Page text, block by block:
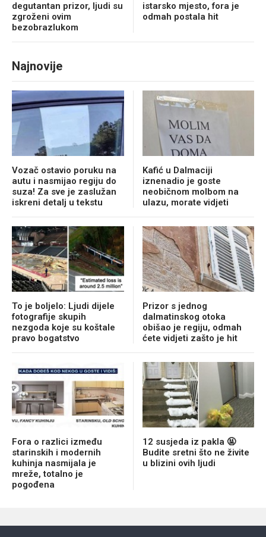
degutantan prizor, ljudi su
zgroženi ovim
bezobrazlukom
istarsko mjesto, fora je
odmah postala hit
Najnovije
Vozač ostavio poruku na
autu i nasmijao regiju do
suza! Za sve je zaslužan
iskreni detalj u tekstu
Kafić u Dalmaciji
iznenadio je goste
neobičnom molbom na
ulazu, morate vidjeti
To je boljelo: Ljudi dijele
fotografije skupih
nezgoda koje su koštale
pravo bogatstvo
Prizor s jednog
dalmatinskog otoka
obišao je regiju, odmah
ćete vidjeti zašto je hit
Fora o razlici između
starinskih i modernih
kuhinja nasmijala je
mreže, totalno je
pogođena
12 susjeda iz pakla 🤬
Budite sretni što ne živite
u blizini ovih ljudi